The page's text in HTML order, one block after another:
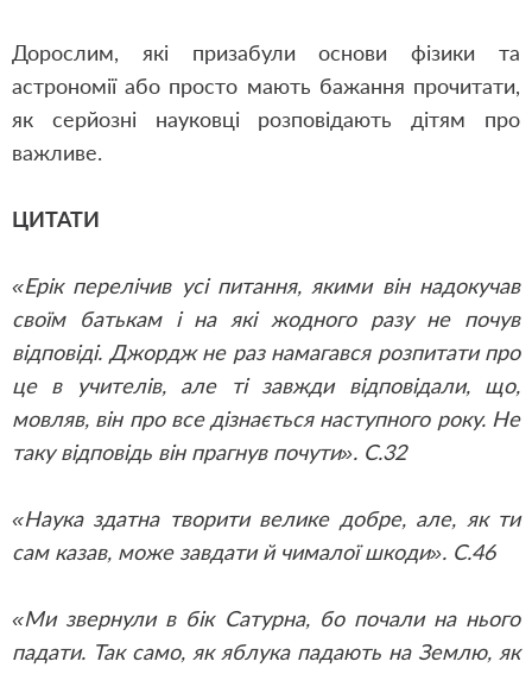
Дорослим, які призабули основи фізики та
астрономії або просто мають бажання прочитати,
як серйозні науковці розповідають дітям про
важливе.
ЦИТАТИ
«Ерік перелічив усі питання, якими він надокучав
своїм батькам і на які жодного разу не почув
відповіді. Джордж не раз намагався розпитати про
це в учителів, але ті завжди відповідали, що,
мовляв, він про все дізнається наступного року. Не
таку відповідь він прагнув почути». С.32
«Наука здатна творити велике добре, але, як ти
сам казав, може завдати й чималої шкоди». С.46
«Ми звернули в бік Сатурна, бо почали на нього
падати. Так само, як яблука падають на Землю, як